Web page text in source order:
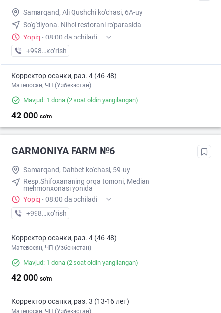
Samarqand, Ali Qushchi ko'chasi, 6A-uy
So'g'diyona. Nihol restorani ro'parasida
Yopiq · 08:00 da ochiladi
+998 (95) XXX-XX-XX
кo’rish
Корректор осанки, раз. 4 (46-48)
Матевосян, ЧП (Узбекистан)
Mavjud: 1 dona (2 soat oldin yangilangan)
42 000 so'm
GARMONIYA FARM №6
Samarqand, Dahbet ko'chasi, 59-uy
Resp.Shifoxananing orqa tomoni, Median
mehmonxonasi yonida
Yopiq · 08:00 da ochiladi
+998 (95) XXX-XX-XX
кo’rish
Корректор осанки, раз. 4 (46-48)
Матевосян, ЧП (Узбекистан)
Mavjud: 1 dona (2 soat oldin yangilangan)
42 000 so'm
Корректор осанки, раз. 3 (13-16 лет)
Матевосян, ЧП (Узбекистан)